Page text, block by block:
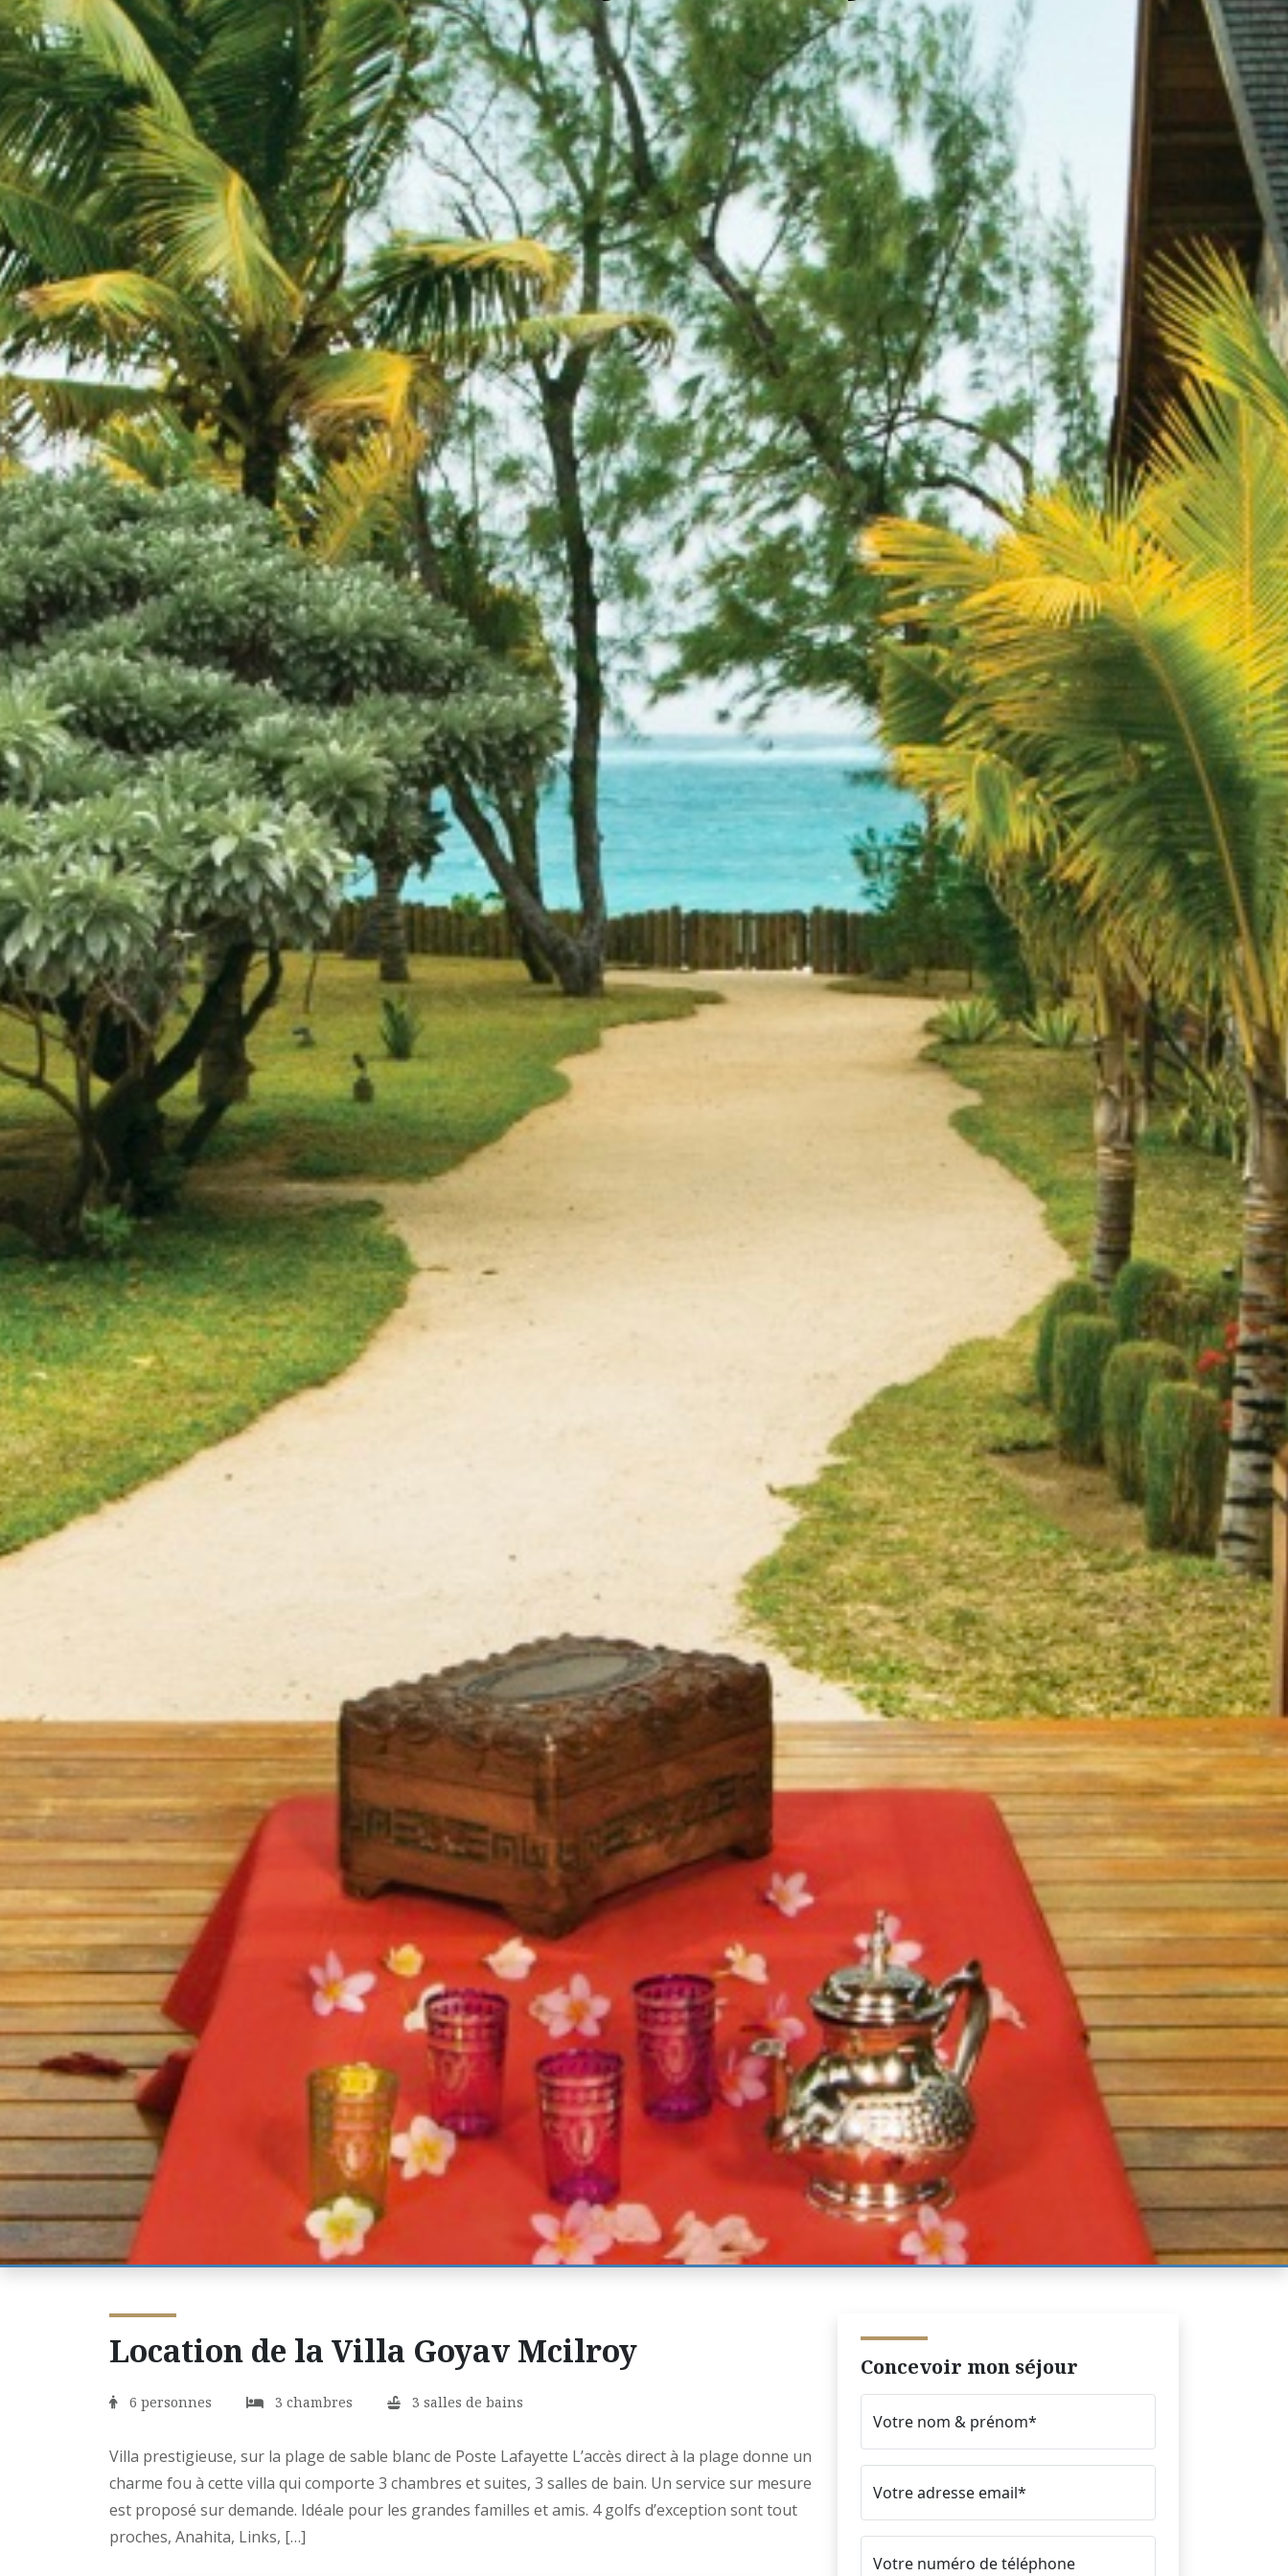
Location de la Villa Goyav Mcilroy
6 personnes 3 chambres 3 salles de bains
Villa prestigieuse, sur la plage de sable blanc de Poste Lafayette L’accès direct à la plage donne un
charme fou à cette villa qui comporte 3 chambres et suites, 3 salles de bain. Un service sur mesure
est proposé sur demande. Idéale pour les grandes familles et amis. 4 golfs d’exception sont tout
proches, Anahita, Links, […]
Concevoir mon séjour
Votre nom & prénom*
Votre adresse email*
Votre numéro de téléphone